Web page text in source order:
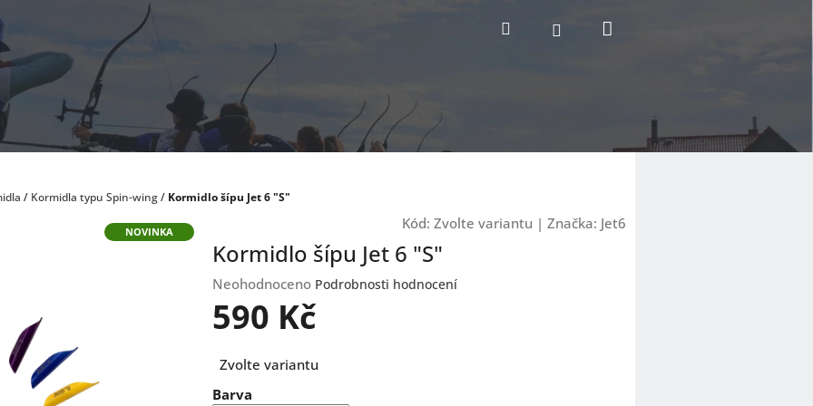
Hledat Přihlášení
/ Kormidla typu Spin-wing/ Kormidlo šípu Jet 6 "S"
NOVINKA Kód: Zvolte variantu | Značka: Jet6
Kormidlo šípu Jet 6 "S"
Průměrné
hodnocení
produktu
0,0
5
Neohodnoceno Podrobnosti hodnocení
590 Kč
cena:
Zvolte variantu
Barva